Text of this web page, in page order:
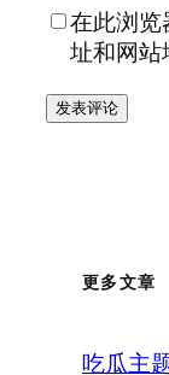
在此浏览
址和网站
更多文章
吃瓜主